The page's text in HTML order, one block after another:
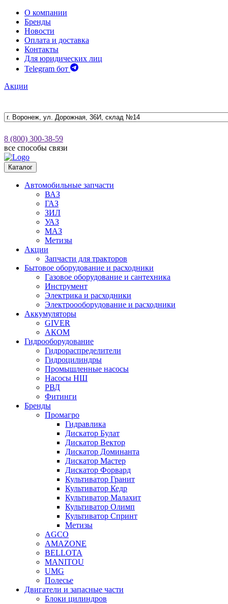
О компании
Бренды
Новости
Оплата и доставка
Контакты
Для юридических лиц
Telegram бот
Акции
8 (800) 300-38-59
все способы связи
Каталог
Автомобильные запчасти
ВАЗ
ГАЗ
ЗИЛ
УАЗ
МАЗ
Метизы
Акции
Запчасти для тракторов
Бытовое оборудование и расходники
Газовое оборудование и сантехника
Инструмент
Электрика и расходники
Электроооборудование и расходники
Аккумуляторы
GIVER
АКОМ
Гидрооборудование
Гидрораспределители
Гидроцилиндры
Промышленные насосы
Насосы НШ
РВД
Фитинги
Бренды
Промагро
Гидравлика
Дискатор Булат
Дискатор Вектор
Дискатор Доминанта
Дискатор Мастер
Дискатор Форвард
Культиватор Гранит
Культиватор Кедр
Культиватор Малахит
Культиватор Олимп
Культиватор Спринт
Метизы
AGCO
AMAZONE
BELLOTA
MANITOU
UMG
Полесье
Двигатели и запасные части
Блоки цилиндров